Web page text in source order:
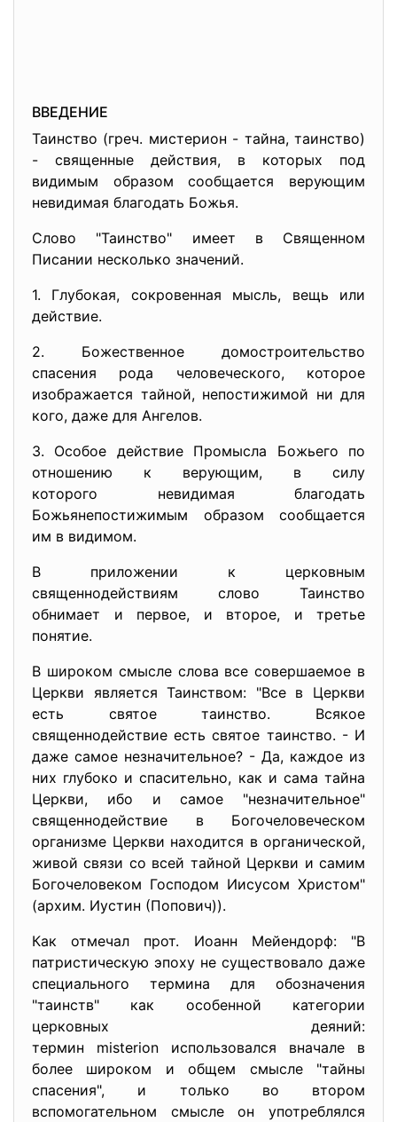
ВВЕДЕНИЕ
Таинство (греч. мистерион - тайна, таинство)
- священные действия, в которых под
видимым образом сообщается верующим
невидимая благодать Божья.
Слово "Таинство" имеет в Священном
Писании несколько значений.
1. Глубокая, сокровенная мысль, вещь или
действие.
2. Божественное домостроительство
спасения рода человеческого, которое
изображается тайной, непостижимой ни для
кого, даже для Ангелов.
3. Особое действие Промысла Божьего по
отношению к верующим, в силу
которого невидимая благодать
Божьянепостижимым образом сообщается
им в видимом.
В приложении к церковным
священнодействиям слово Таинство
обнимает и первое, и второе, и третье
понятие.
В широком смысле слова все совершаемое в
Церкви является Таинством: "Все в Церкви
есть святое таинство. Всякое
священнодействие есть святое таинство. - И
даже самое незначительное? - Да, каждое из
них глубоко и спасительно, как и сама тайна
Церкви, ибо и самое "незначительное"
священнодействие в Богочеловеческом
организме Церкви находится в органической,
живой связи со всей тайной Церкви и самим
Богочеловеком Господом Иисусом Христом"
(архим. Иустин (Попович)).
Как отмечал прот. Иоанн Мейендорф: "В
патристическую эпоху не существовало даже
специального термина для обозначения
"таинств" как особенной категории
церковных деяний:
термин misterion использовался вначале в
более широком и общем смысле "тайны
спасения", и только во втором
вспомогательном смысле он употреблялся